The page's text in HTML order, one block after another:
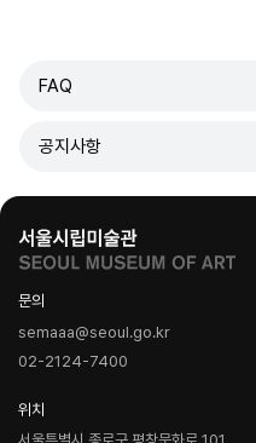
FAQ
공지사항
문의
semaaa@seoul.go.kr
02-2124-7400
위치